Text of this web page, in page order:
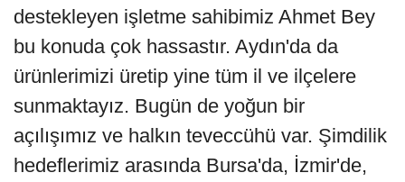
destekleyen işletme sahibimiz Ahmet Bey
bu konuda çok hassastır. Aydın'da da
ürünlerimizi üretip yine tüm il ve ilçelere
sunmaktayız. Bugün de yoğun bir
açılışımız ve halkın teveccühü var. Şimdilik
hedeflerimiz arasında Bursa'da, İzmir'de,